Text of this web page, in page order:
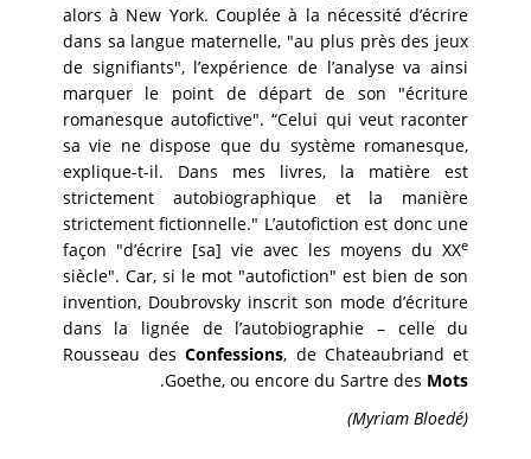
alors à New York. Couplée à la nécessité d’écrire
dans sa langue maternelle, "au plus près des jeux
de signifiants", l’expérience de l’analyse va ainsi
marquer le point de départ de son "écriture
romanesque autofictive". “Celui qui veut raconter
sa vie ne dispose que du système romanesque,
explique-t-il. Dans mes livres, la matière est
strictement autobiographique et la manière
strictement fictionnelle." L’autofiction est donc une
façon "d’écrire [sa] vie avec les moyens du XXe
siècle". Car, si le mot "autofiction" est bien de son
invention, Doubrovsky inscrit son mode d’écriture
dans la lignée de l’autobiographie – celle du
Rousseau desConfessions, de Chateaubriand et
Goethe, ou encore du Sartre des Mots
.
(Myriam Bloedé)